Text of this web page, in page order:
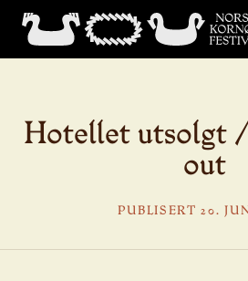
Hotellet utsolgt
out
PUBLISERT 20.